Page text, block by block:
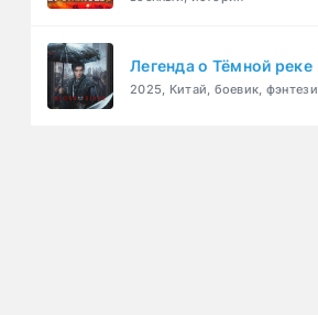
Легенда о Тёмной реке
2025, Китай, боевик, фэнтези